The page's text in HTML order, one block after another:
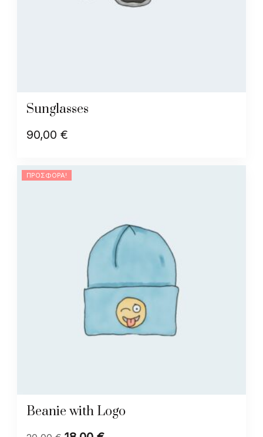
Sunglasses
90,00 €
ΠΡΟΣΦΟΡΆ!
Beanie with Logo